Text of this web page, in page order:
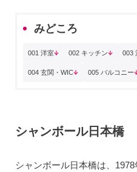
みどころ
001 洋室 002 キッチン 003
004 玄関・WIC 005 バルコニー
シャンボール日本橋
シャンボール日本橋は、1978